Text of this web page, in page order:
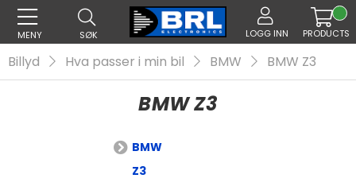
MENY SØK LOGG INN PRODUCTS
Billyd Hva passer i min bil BMW BMW Z3
BMW Z3
BMW
Z3